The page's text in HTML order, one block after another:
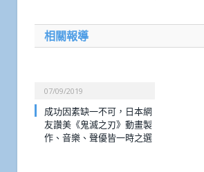
相關報導
07/09/2019
成功因素缺一不可，日本網
友讚美《鬼滅之刃》動畫製
作、音樂、聲優皆一時之選